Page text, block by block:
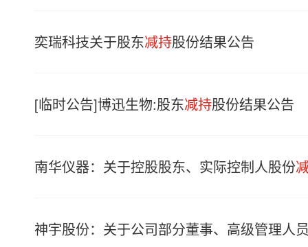
奕瑞科技关于股东减持股份结果公告
[临时公告]博迅生物:股东减持股份结果公告
南华仪器：关于控股股东、实际控制人股份
神宇股份：关于公司部分董事、高级管理人